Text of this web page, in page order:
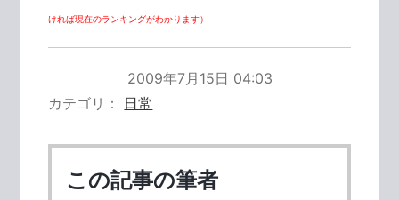
ければ現在のランキングがわかります）
2009年7月15日 04:03
カテゴリ
日常
この記事の筆者